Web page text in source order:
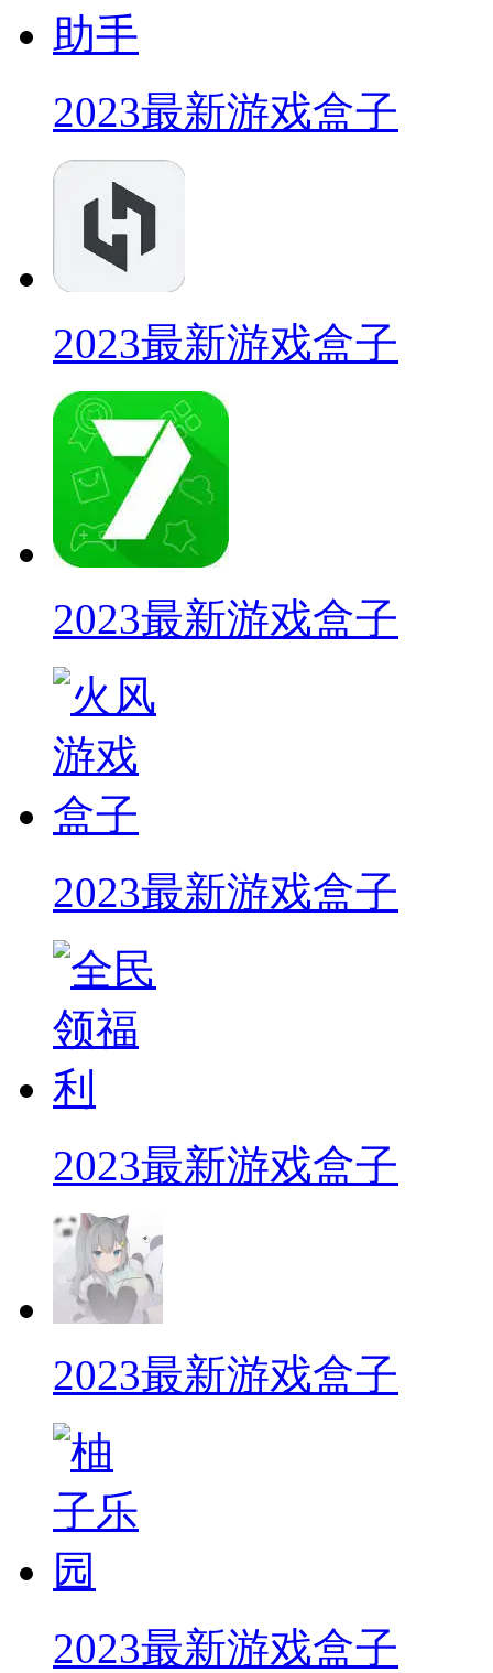
2023最新游戏盒子
2023最新游戏盒子
2023最新游戏盒子
2023最新游戏盒子
2023最新游戏盒子
2023最新游戏盒子
2023最新游戏盒子